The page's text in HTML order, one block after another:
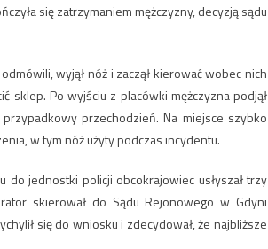
się zatrzymaniem mężczyzny, decyzją sądu
wyjął nóż i zaczął kierować wobec nich
sklep. Po wyjściu z placówki mężczyzna podjął
przechodzień. Na miejsce szybko
w tym nóż użyty podczas incydentu.
jednostki policji obcokrajowiec usłyszał trzy
skierował do Sądu Rejonowego w Gdyni
się do wniosku i zdecydował, że najbliższe